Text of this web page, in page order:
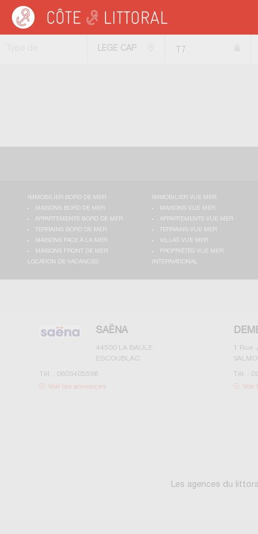
Côte & Littoral > Immobilier bord de mer>Appartements bord de mer
LEGE CAP
T7
IMMOBILIER BORD DE MER
MAISONS BORD DE MER
APPARTEMENTS BORD DE MER
TERRAINS BORD DE MER
MAISONS FACE À LA MER
MAISONS FRONT DE MER
IMMOBILIER VUE MER
MAISONS VUE MER
APPARTEMENTS VUE MER
TERRAINS VUE MER
VILLAS VUE MER
PROPRIÉTÉS VUE MER
LOCATION DE VACANCES
INTERNATIONAL
SAËNA
44500 LA BAULE
ESCOUBLAC
Tél. : 0603405598
Voir les annonces
1 Rue
Tél. :
Voir
Les agences du